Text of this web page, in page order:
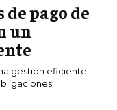
pago de
un
gestión eficiente